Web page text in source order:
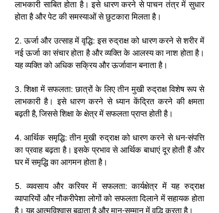
लाभकारी साबित होता है। इसे धारण करने से पाचन तंत्र में सुधार
होता है और पेट की समस्याओं से छुटकारा मिलता है।
2. ऊर्जा और उत्साह में वृद्धि: इस रुद्राक्ष को धारण करने से शरीर में
नई ऊर्जा का संचार होता है और व्यक्ति के आलस्य का नाश होता है।
यह व्यक्ति को अधिक सक्रिय और ऊर्जावान बनाता है।
3. शिक्षा में सफलता: छात्रों के लिए तीन मुखी रुद्राक्ष विशेष रूप से
लाभकारी है। इसे धारण करने से ध्यान केंद्रित करने की क्षमता
बढ़ती है, जिससे शिक्षा के क्षेत्र में सफलता प्राप्त होती है।
4. आर्थिक समृद्धि: तीन मुखी रुद्राक्ष को धारण करने से धन-संपत्ति
का प्रवाह बढ़ता है। इसके प्रभाव से आर्थिक बाधाएं दूर होती हैं और
घर में समृद्धि का आगमन होता है।
5. व्यवसाय और करियर में सफलता: कार्यक्षेत्र में यह रुद्राक्ष
व्यापारियों और नौकरीपेशा लोगों को सफलता दिलाने में सहायक होता
है। यह आत्मविश्वास बढ़ाता है और मान-सम्मान में वृद्धि करता है।